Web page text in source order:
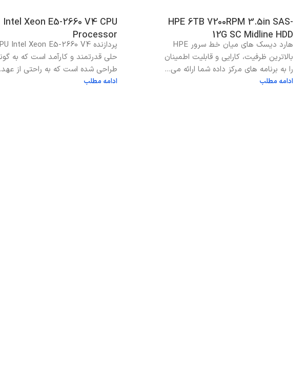
HPE 6TB 7200RPM 3.5in SAS-
12G SC Midline HDD
هارد دیسک های میان خط سرور HPE
بالاترین ظرفیت، کارایی و قابلیت اطمینان
را به برنامه های مرکز داده شما ارائه می...
ادامه مطلب
Intel Xeon E5-2660 V4 CPU
Processor
حلی قدرتمند و کارآمد است که به
طراحی شده است که به راحتی از
ادامه مطلب